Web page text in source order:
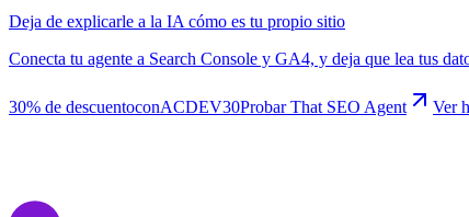
Deja de explicarle a la IA cómo es tu propio sitio
Conecta tu agente a Search Console y GA4, y deja que lea tus
30% de descuentoconACDEV30Probar That SEO Agent Ver